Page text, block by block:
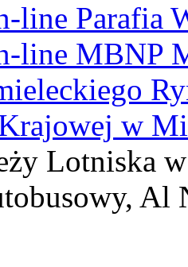
line Parafia
line MBNP
w
Lotniska
Al